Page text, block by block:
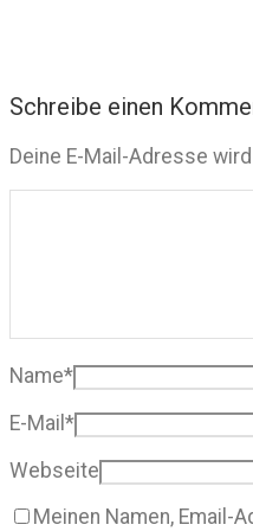
Schreibe einen
Deine E-Mail-Adresse
Name*
E-Mail *
Webseite
Meinen Namen, Email-